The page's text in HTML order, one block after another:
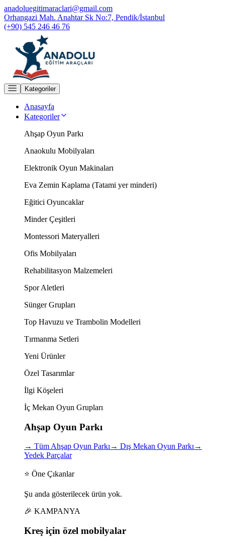
anadoluegitimaraclari@gmail.com
Orhangazi Mah. Anahtar Sk No:7, Pendik/İstanbul
(+90) 545 246 46 76
Kategoriler
Anasayfa
Kategoriler
Ahşap Oyun Parkı
Anaokulu Mobilyaları
Elektronik Oyun Makinaları
Eva Zemin Kaplama (Tatami yer minderi)
Eğitici Oyuncaklar
Minder Çeşitleri
Montessori Materyalleri
Ofis Mobilyaları
Rehabilitasyon Malzemeleri
Spor Aletleri
Sünger Grupları
Top Havuzu ve Trambolin Modelleri
Tırmanma Setleri
Yeni Ürünler
Özel Tasarımlar
İlgi Köşeleri
İç Mekan Oyun Grupları
Ahşap Oyun Parkı
→ Tüm Ahşap Oyun Parkı→ Dış Mekan Oyun Parkı→
Yedek Parçalar
⭐ Öne Çıkanlar
Şu anda gösterilecek ürün yok.
🎉 KAMPANYA
Kreş için özel mobilyalar